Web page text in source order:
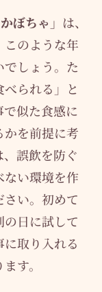
ぼちゃ」 は、
のような年
しょう。た
られる」と
似た食感に
を前提に考
誤飲を防ぐ
い環境を作
さい。初めて
日に試して
取り入れる
す。